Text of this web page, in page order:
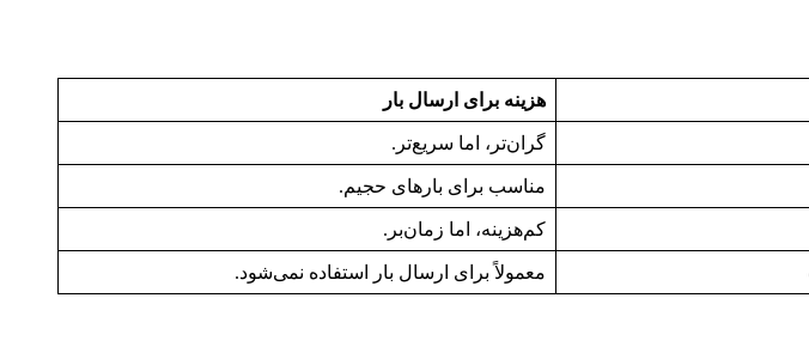
هزینه برای ارسال بار
گران‌تر، اما سریع‌تر.
مناسب برای بارهای حجیم.
کم‌هزینه، اما زمان‌بر.
معمولاً برای ارسال بار استفاده نمی‌شود.